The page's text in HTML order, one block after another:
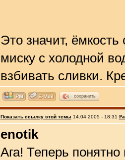
Это значит,
миску с холодной
взбивать сливки.
сохранить
Показать ссылку этой темы 14.04.2005 - 18:31
enotik
Ага! Теперь